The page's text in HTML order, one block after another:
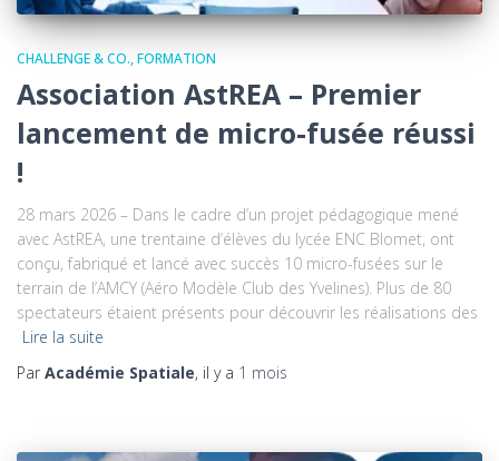
CHALLENGE & CO. FORMATION
Association AstREA – Premier
lancement de micro-fusée réussi
!
28 mars 2026 – Dans le cadre d’un projet pédagogique mené
avec AstREA, une trentaine d’élèves du lycée ENC Blomet, ont
conçu, fabriqué et lancé avec succès 10 micro-fusées sur le
terrain de l’AMCY (Aéro Modèle Club des Yvelines). Plus de 80
spectateurs étaient présents pour découvrir les réalisations des
Lire la suite
Par Académie Spatiale, il y a 1 mois